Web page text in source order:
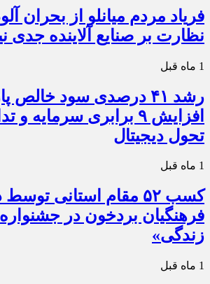
فریاد مردم میانلو از بحران
نظارت بر صنایع آلاینده
1 ماه قبل
رشد ۴۱ درصدی سود خالص
افزایش ۹ برابری سرمایه
تحول دیجیتال
1 ماه قبل
کسب ۵۲ مقام استانی
فرهنگیان بردخون در جشنواره
زندگی»
1 ماه قبل